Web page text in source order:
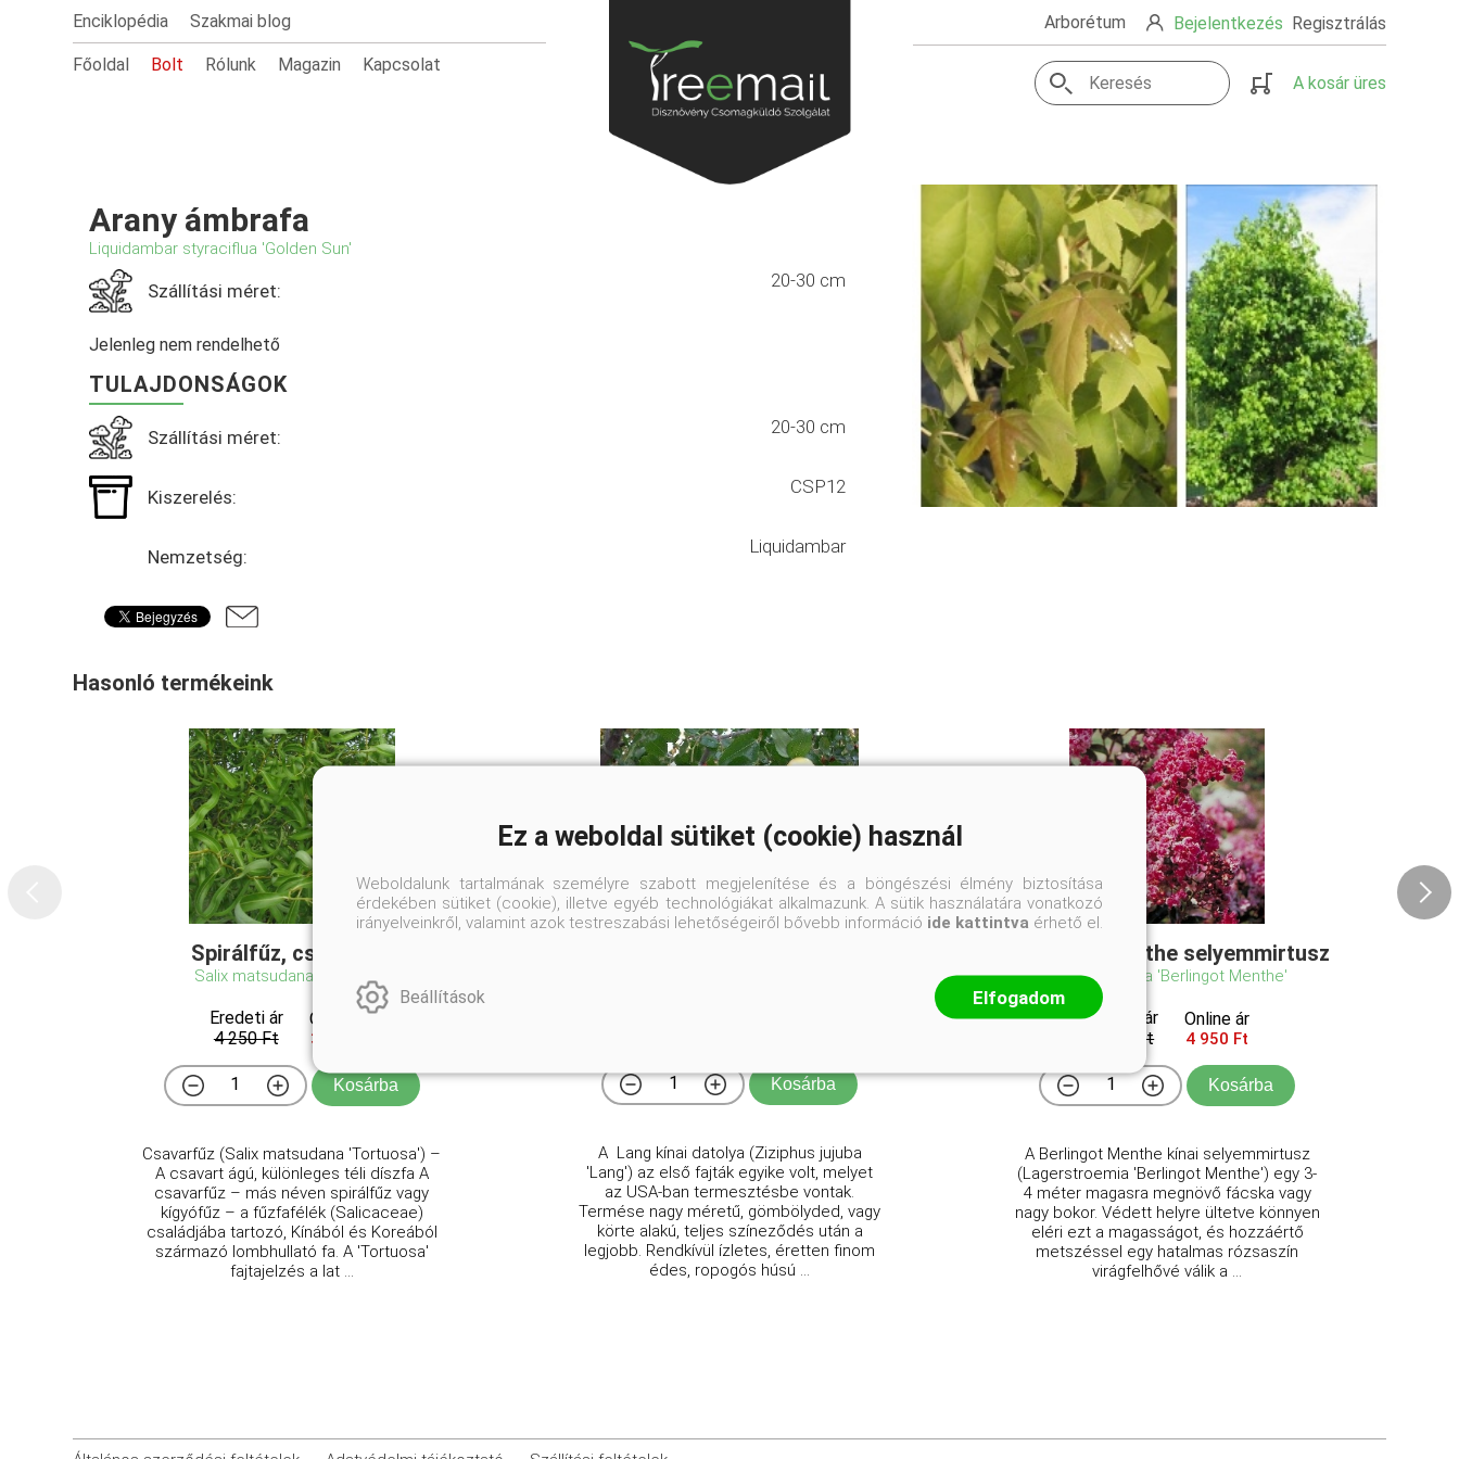
Enciklopédia Szakmai blog
Főoldal Bolt Rólunk Magazin Kapcsolat
Arborétum Bejelentkezés Regisztrálás
A kosár üres
Arany ámbrafa
Liquidambar styraciflua 'Golden Sun'
Szállítási méret: 20-30 cm
Jelenleg nem rendelhető
TULAJDONSÁGOK
Szállítási méret: 20-30 cm
Kiszerelés: CSP12
Nemzetség: Liquidambar
Hasonló termékeink
Spirálfűz, csavarfűz
Salix matsudana 'Tortuosa'
Eredeti ár
4 250 Ft
Online ár
3 450 Ft
Kosárba
Csavarfűz (Salix matsudana 'Tortuosa') –
A csavart ágú, különleges téli díszfa A
csavarfűz – más néven spirálfűz vagy
kígyófűz – a fűzfafélék (Salicaceae)
családjába tartozó, Kínából és Koreából
származó lombhullató fa. A 'Tortuosa'
fajtajelzés a lat ...
Kosárba
A Lang kínai datolya (Ziziphus jujuba
'Lang') az első fajták egyike volt, melyet
az USA-ban termesztésbe vontak.
Termése nagy méretű, gömbölyded, vagy
körte alakú, teljes színeződés után a
legjobb. Rendkívül ízletes, éretten finom
édes, ropogós húsú ...
Berlingot Menthe selyemmirtusz
Lagerstroemia 'Berlingot Menthe'
Eredeti ár
5 450 Ft
Online ár
4 950 Ft
Kosárba
A Berlingot Menthe kínai selyemmirtusz
(Lagerstroemia 'Berlingot Menthe') egy 3-
4 méter magasra megnövő fácska vagy
nagy bokor. Védett helyre ültetve könnyen
eléri ezt a magasságot, és hozzáértő
metszéssel egy hatalmas rózsaszín
virágfelhővé válik a ...
Ez a weboldal sütiket (cookie) használ
Weboldalunk tartalmának személyre szabott megjelenítése és a böngészési élmény biztosítása
érdekében sütiket (cookie), illetve egyéb technológiákat alkalmazunk. A sütik használatára vonatkozó
irányelveinkről, valamint azok testreszabási lehetőségeiről bővebb információ ide kattintva érhető el.
Beállítások Elfogadom